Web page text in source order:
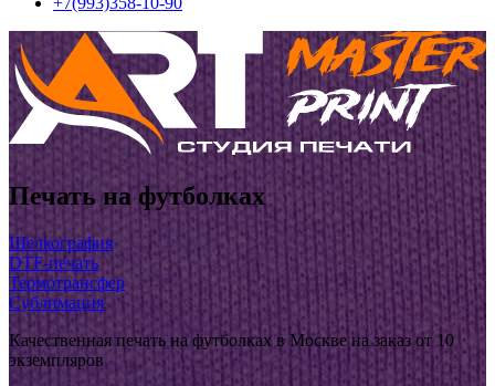
Печать на футболках
Шелкография
DTF-печать
Термотрансфер
Сублимация
Качественная печать на футболках в Москве на заказ от 10
экземпляров